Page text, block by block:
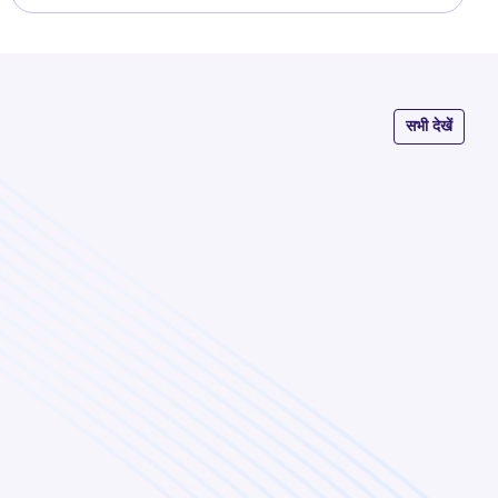
सभी देखें